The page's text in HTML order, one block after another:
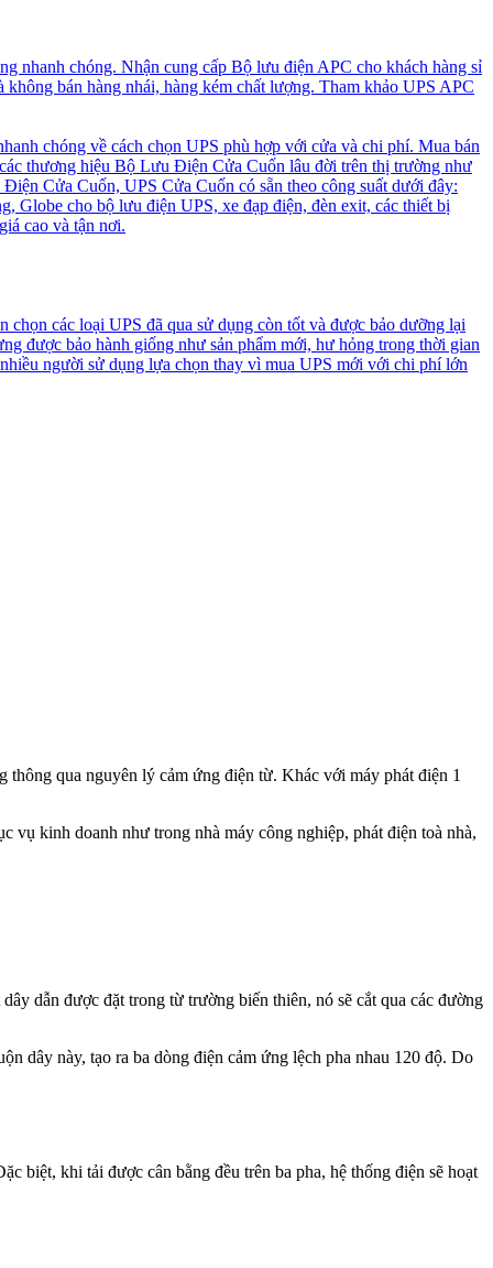
nhanh chóng. Nhận cung cấp Bộ lưu điện APC cho khách hàng sỉ
bán hàng nhái, hàng kém chất lượng. Tham khảo UPS APC
chóng về cách chọn UPS phù hợp với cửa và chi phí. Mua bán
thương hiệu Bộ Lưu Điện Cửa Cuốn lâu đời trên thị trường như
Cửa Cuốn, UPS Cửa Cuốn có sẵn theo công suất dưới đây:
Globe cho bộ lưu điện UPS, xe đạp điện, đèn exit, các thiết bị
cao và tận nơi.
các loại UPS đã qua sử dụng còn tốt và được bảo dưỡng lại
được bảo hành giống như sản phẩm mới, hư hỏng trong thời gian
người sử dụng lựa chọn thay vì mua UPS mới với chi phí lớn
thông qua nguyên lý cảm ứng điện từ. Khác với máy phát điện 1
vụ kinh doanh như trong nhà máy công nghiệp, phát điện toà nhà,
dẫn được đặt trong từ trường biến thiên, nó sẽ cắt qua các đường
dây này, tạo ra ba dòng điện cảm ứng lệch pha nhau 120 độ. Do
biệt, khi tải được cân bằng đều trên ba pha, hệ thống điện sẽ hoạt